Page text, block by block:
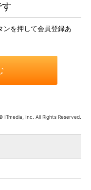
ンを押して会員登録あ
ITmedia, Inc. All Rights Reserved.